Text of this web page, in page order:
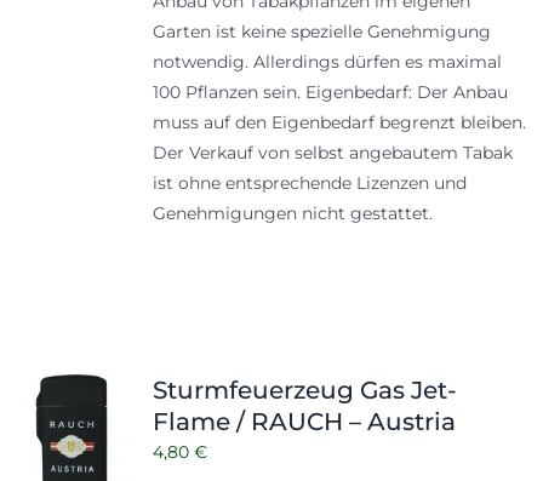
Garten ist keine spezielle Genehmigung
notwendig. Allerdings dürfen es maximal
100 Pflanzen sein. Eigenbedarf: Der Anbau
muss auf den Eigenbedarf begrenzt bleiben.
Der Verkauf von selbst angebautem Tabak
ist ohne entsprechende Lizenzen und
Genehmigungen nicht gestattet.
Sturmfeuerzeug Gas Jet-
Flame / RAUCH – Austria
4,80 €